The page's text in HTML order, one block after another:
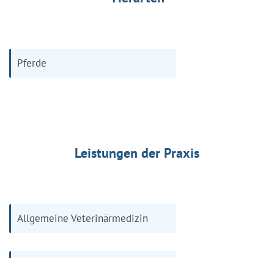
Pferde
Leistungen der Praxis
Allgemeine Veterinärmedizin